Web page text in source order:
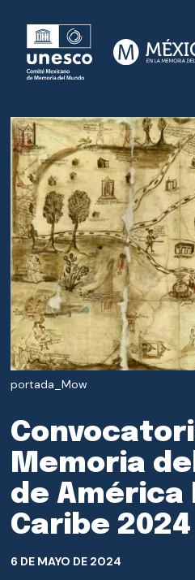
MEMORIA
MÉXICO EN LA
portada_Mow
Memoria
de América
Caribe 2024
6 DE MAYO DE 2024